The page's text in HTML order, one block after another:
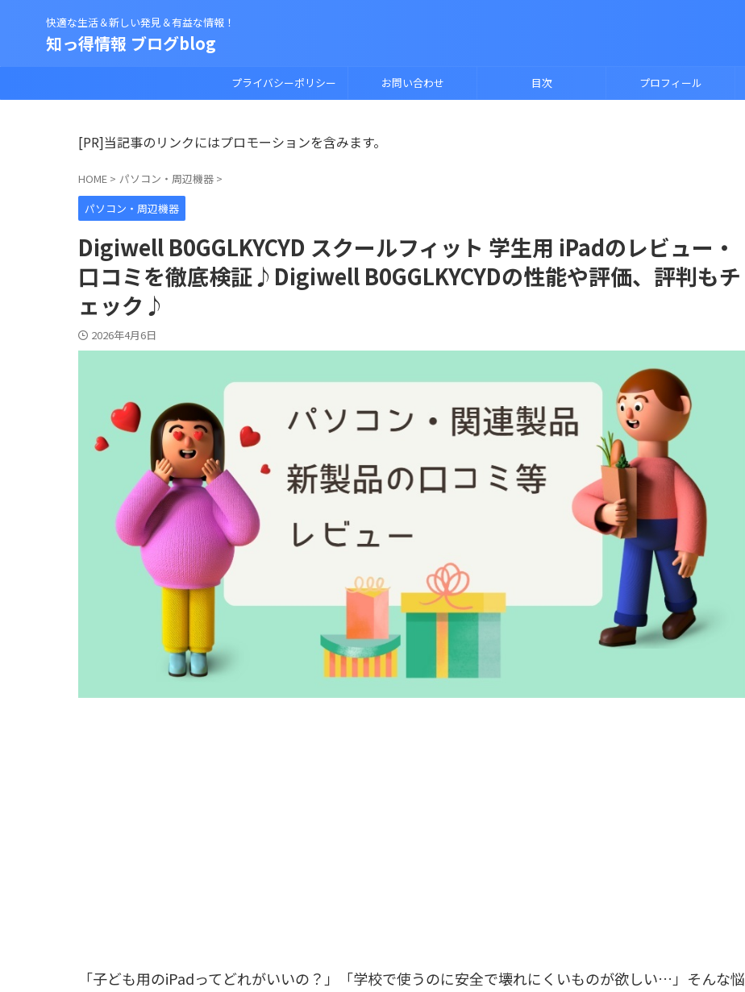
快適な生活＆新しい発見＆有益な情報！
知っ得情報 ブログblog
プライバシーポリシー お問い合わせ 目次 プロフィール
[PR]当記事のリンクにはプロモーションを含みます。
HOME > パソコン・周辺機器 >
パソコン・周辺機器
Digiwell B0GGLKYCYD スクールフィット 学生用 iPadのレビュー・
口コミを徹底検証♪Digiwell B0GGLKYCYDの性能や評価、評判もチ
ェック♪
2026年4月6日
「子ども用のiPadってどれがいいの？」「学校で使うのに安全で壊れにくいものが欲しい…」そんな悩